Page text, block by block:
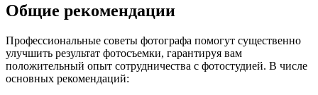
Общие рекомендации
Профессиональные советы фотографа помогут существенно
улучшить результат фотосъемки, гарантируя вам
положительный опыт сотрудничества с фотостудией. В числе
основных рекомендаций: